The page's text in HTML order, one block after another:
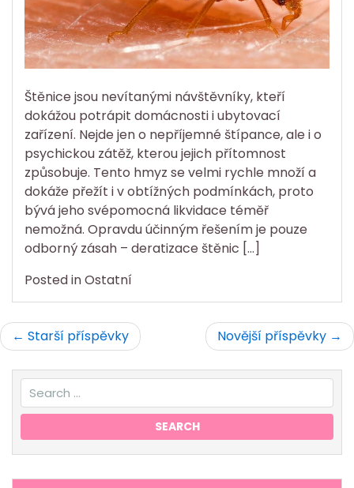
Štěnice jsou nevítanými návštěvníky, kteří
dokážou potrápit domácnosti i ubytovací
zařízení. Nejde jen o nepříjemné štípance, ale i o
psychickou zátěž, kterou jejich přítomnost
způsobuje. Tento hmyz se velmi rychle množí a
dokáže přežít i v obtížných podmínkách, proto
bývá jeho svépomocná likvidace téměř
nemožná. Opravdu účinným řešením je pouze
odborný zásah – deratizace štěnic […]
Posted inOstatní
Navigace
pro
příspěvky
Starší příspěvky Novější příspěvky